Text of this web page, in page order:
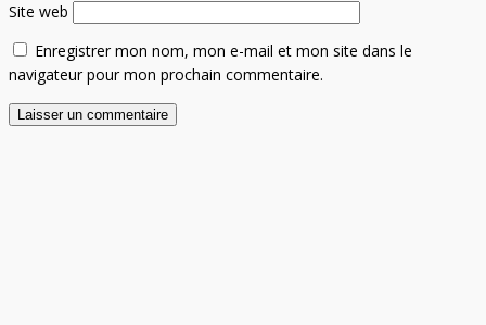
Site web
Enregistrer mon nom, mon e-mail et mon site dans le
navigateur pour mon prochain commentaire.